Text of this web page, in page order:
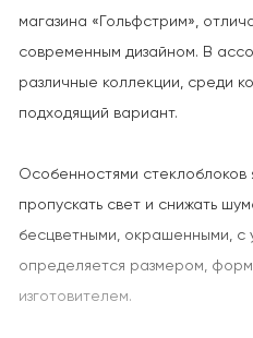
магазина «Гольфстрим»,
современным дизайном. В
различные коллекции, среди
подходящий вариант.
Особенностями стеклоблоков
пропускать свет и снижать
бесцветными, окрашенными, с
определяется размером,
изготовителем.